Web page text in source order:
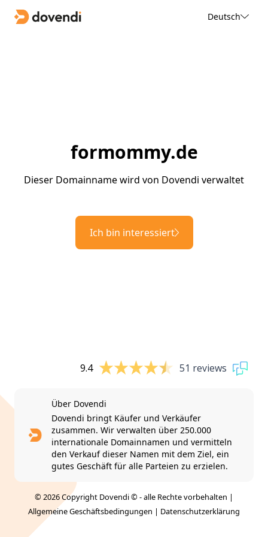
Deutsch
formommy.de
Dieser Domainname wird von Dovendi verwaltet
Ich bin interessiert
9.4 51 reviews
Über Dovendi
Dovendi bringt Käufer und Verkäufer
zusammen. Wir verwalten über 250.000
internationale Domainnamen und vermitteln
den Verkauf dieser Namen mit dem Ziel, ein
gutes Geschäft für alle Parteien zu erzielen.
© 2026 Copyright Dovendi © - alle Rechte vorbehalten |
Allgemeine Geschäftsbedingungen | Datenschutzerklärung